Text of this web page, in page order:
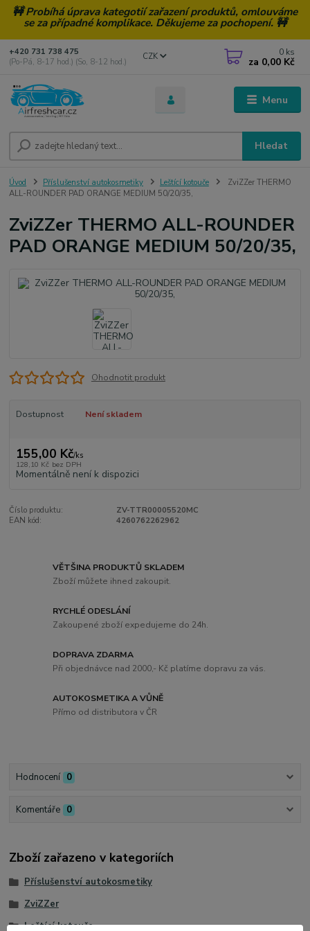
🚧 Probíhá úprava kategotií zařazení produktů, omlouváme
se za případné komplikace. Děkujeme za pochopení. 🚧
Menu
CZK
Hledat
+420 731 738 475
(Po-Pá, 8-17 hod.) (So, 8-12 hod.)
0 ks
za 0,00 Kč
Úvod Příslušenství autokosmetiky Leštící kotouče
ZviZZer THERMO
ALL-ROUNDER PAD ORANGE MEDIUM 50/20/35,
ZviZZer THERMO ALL-ROUNDER
PAD ORANGE MEDIUM 50/20/35,
Ohodnotit produkt
Dostupnost Není skladem
155,00 Kč/ks
128,10 Kč bez DPH
Momentálně není k dispozici
Číslo produktu:
ZV-TTR00005520MC
EAN kód:
4260762262962
VĚTŠINA PRODUKTŮ SKLADEM
Zboží můžete ihned zakoupit.
RYCHLÉ ODESLÁNÍ
Zakoupené zboží expedujeme do 24h.
DOPRAVA ZDARMA
Při objednávce nad 2000,- Kč platíme dopravu za vás.
AUTOKOSMETIKA A VŮNĚ
Přímo od distributora v ČR
Hodnocení 0
Komentáře 0
Zboží zařazeno v kategoriích
Příslušenství autokosmetiky
ZviZZer
Leštící kotouče